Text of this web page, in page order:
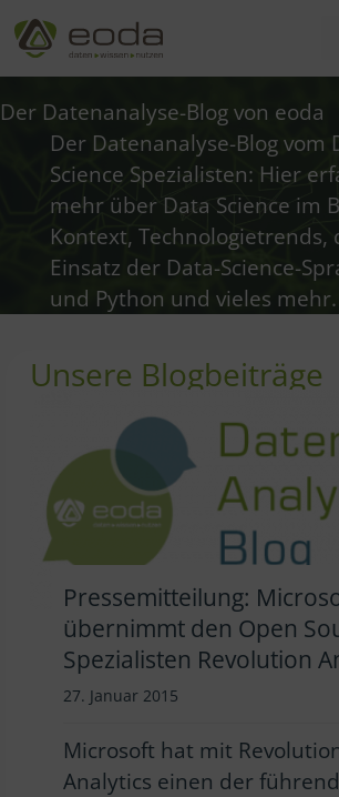
Zum
Inhalt
springen
Der Datenanalyse-Blog von eoda
Der Datenanalyse-Blog vom
Science Spezialisten: Hier
mehr über Data Science im
Kontext, Technologietrends,
Einsatz der Data-Science-
und Python und vieles mehr.
Unsere Blogbeiträge
Pressemitteilung:
übernimmt den Open
Spezialisten Revolution
27. Januar 2015
Microsoft hat mit
Analytics einen der